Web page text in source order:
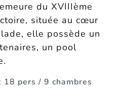
du XVIIIème
située au cœur
elle possède un
un pool
18 pers / 9 chambres